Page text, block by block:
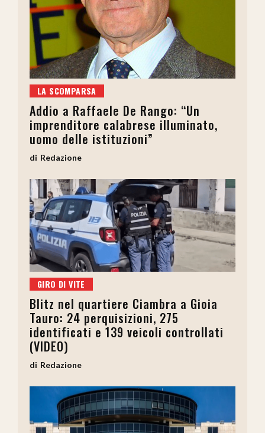
LA SCOMPARSA
Addio a Raffaele De Rango: “Un
imprenditore calabrese illuminato,
uomo delle istituzioni”
Redazione
GIRO DI VITE
Blitz nel quartiere Ciambra a Gioia
Tauro: 24 perquisizioni, 275
identificati e 139 veicoli controllati
(VIDEO)
Redazione